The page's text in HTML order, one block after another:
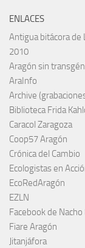
ENLACES
Antigua bitácora de
2010
Aragón sin
AraInfo
Archive
Biblioteca Frida
Caracol Zaragoza
Coop57 Aragón
Crónica del Cambio
Ecologistas en
EcoRedAragón
EZLN
Facebook de Nacho
Fiare Aragón
Jitanjáfora